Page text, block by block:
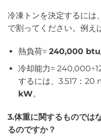
冷凍トンを決定するに
で割ってください。例え
熱負荷= 240,000
冷却能力=
するには、3.517：20
kW。
3.体重に関するものでは
るのですか？